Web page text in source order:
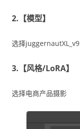
2.【模型】
选择juggernautXL_v9
3.【风格/LoRA】
选择电商产品摄影